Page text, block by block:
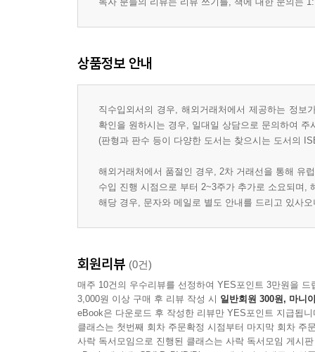
상품정보 안내
직수입외서의 경우, 해외거래처에서 제공하는 정
확인을 원하시는 경우, 일대일 상담으로 문의하여 주
(판형과 판수 등이 다양한 도서는 찾으시는 도서의
해외거래처에서 품절인 경우, 2차 거래선을 통해 유
수입 진행 시점으로 부터 2~3주가 추가로 소요되며,
해당 경우, 문자와 메일로 별도 안내를 드리고 있사
회원리뷰 (0건)
매주 10건의 우수리뷰를 선정하여 YES포인트 3만원을 드
3,000원 이상 구매 후 리뷰 작성 시 일반회원 300원, 마니
eBook은 다운로드 후 작성한 리뷰만 YES포인트 지급됩니
클래스는 첫번째 회차 주문확정 시점부터 마지막 회차 주
사락 독서모임으로 진행된 클래스는 사락 독서모임 게시